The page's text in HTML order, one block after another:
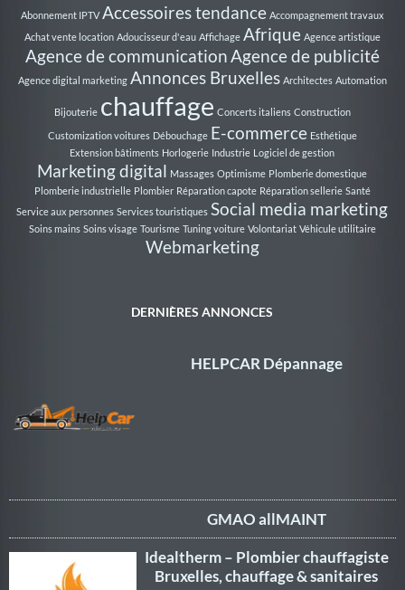
Abonnement IPTV Accessoires tendance Accompagnement travaux
Achat vente location Adoucisseur d'eau Affichage Afrique Agence artistique
Agence de communicationAgence de publicité
Agence digital marketing Annonces Bruxelles Architectes Automation
Bijouterie chauffage Concerts italiens Construction
Customization voitures Débouchage E-commerce Esthétique
Extension bâtiments Horlogerie Industrie Logiciel de gestion
Marketing digital Massages Optimisme Plomberie domestique
Plomberie industrielle Plombier Réparation capote Réparation sellerie Santé
Service aux personnes Services touristiques Social media marketing
Soins mains Soins visage Tourisme Tuning voiture Volontariat Véhicule utilitaire
Webmarketing
DERNIÈRES ANNONCES
HELPCAR Dépannage
GMAO allMAINT
Idealtherm – Plombier chauffagiste
Bruxelles, chauffage & sanitaires